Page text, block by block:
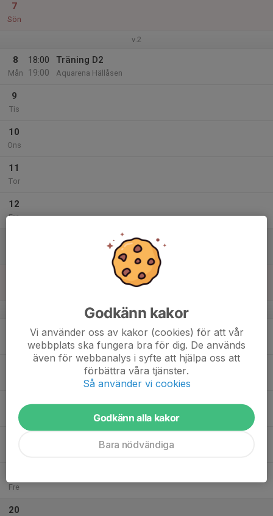
7
Sön
v.2
8
Mån
18:00
19:00
Träning D2
Aquarena Hällåsen
9
Tis
10
Ons
11
Tor
12
Fre
v.3
18:00
19:00
Träning D2
Aquarena Hällåsen
Ons
Fre
20
Godkänn kakor
Vi använder oss av kakor (cookies) för att vår
webbplats ska fungera bra för dig. De används
även för webbanalys i syfte att hjälpa oss att
förbättra våra tjänster.
Så använder vi cookies
Godkänn alla kakor
Bara nödvändiga